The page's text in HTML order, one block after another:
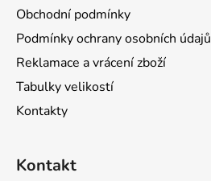
Obchodní podmínky
Podmínky ochrany osobních údajů
Reklamace a vrácení zboží
Tabulky velikostí
Kontakty
Kontakt